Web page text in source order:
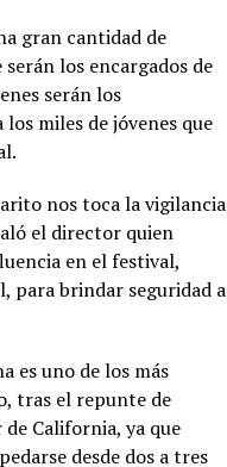
gran cantidad de
los encargados de
serán los
miles de jóvenes que
nos toca la vigilancia
el director quien
en el festival,
para brindar seguridad a
es uno de los más
tras el repunte de
California, ya que
desde dos a tres